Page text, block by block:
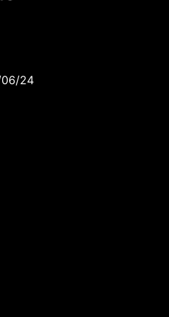
06/24